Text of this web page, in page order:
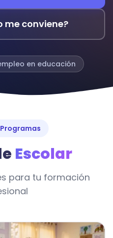
me conviene?
en educación
Escolar
para tu formación